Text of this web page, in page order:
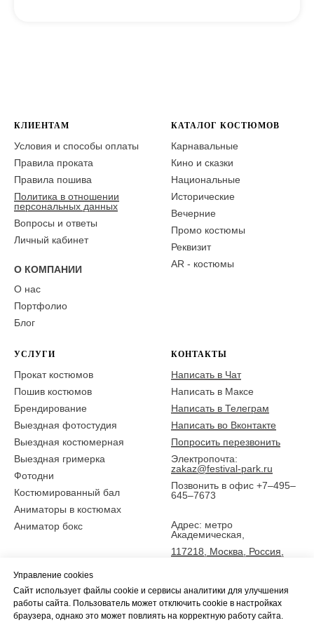
КЛИЕНТАМ
Условия и способы оплаты
Правила проката
Правила пошива
Политика в отношении
персональных данных
Вопросы и ответы
Личный кабинет
О КОМПАНИИ
О нас
Портфолио
Блог
КАТАЛОГ КОСТЮМОВ
Карнавальные
Кино и сказки
Национальные
Исторические
Вечерние
Промо костюмы
Реквизит
AR - костюмы
УСЛУГИ
Прокат костюмов
Пошив костюмов
Брендирование
Выездная фотостудия
Выездная костюмерная
Выездная гримерка
Фотодни
Костюмированный бал
Аниматоры в костюмах
Аниматор бокс
КОНТАКТЫ
Написать в Чат
Написать в Максе
Написать в Телеграм
Написать во Вконтакте
Попросить перезвонить
Электропочта:
zakaz@festival-park.ru
Позвонить в офис +7–495–
645–7673
Адрес: метро
Академическая,
117218, Москва, Россия,
5 эт., офис Фестиваль-парк
Управление cookies
Сайт использует файлы cookie и сервисы аналитики для улучшения
работы сайта. Пользователь может отключить cookie в настройках
браузера, однако это может повлиять на корректную работу сайта.